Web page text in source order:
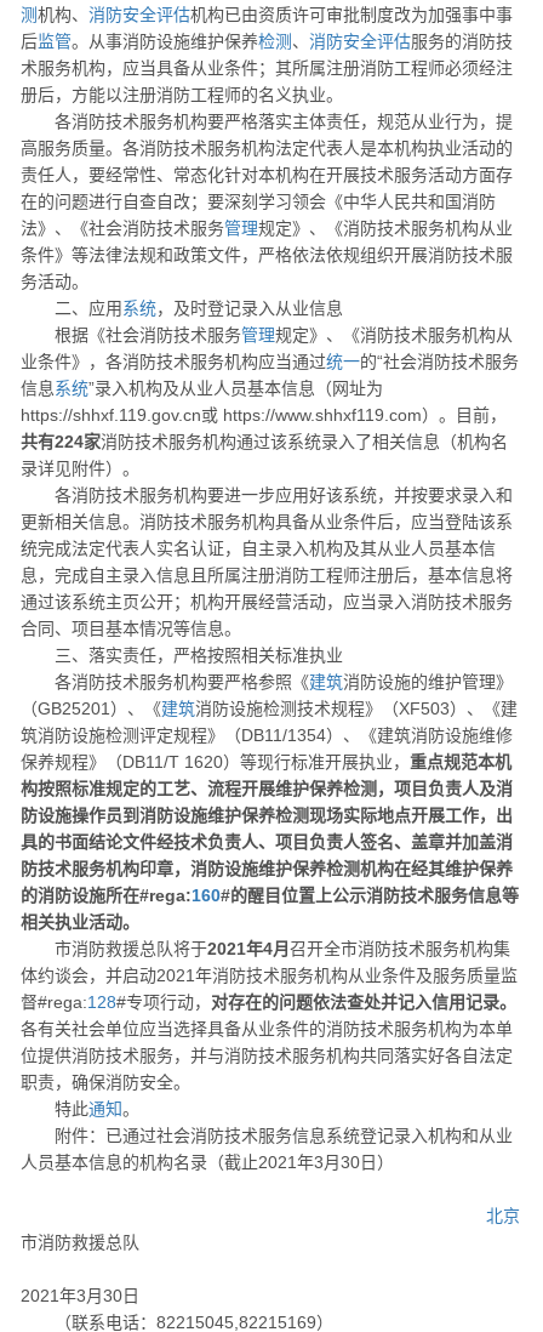
测机构、 消防安全评估机构已由资质许可审批制度改为加强事中事
后监管。从事消防设施维护保养检测 、 消防安全评估服务的消防技
术服务机构，应当具备从业条件；其所属注册消防工程师必须经注
册后，方能以注册消防工程师的名义执业。
各消防技术服务机构要严格落实主体责任，规范从业行为，提
高服务质量。各消防技术服务机构法定代表人是本机构执业活动的
责任人，要经常性、常态化针对本机构在开展技术服务活动方面存
在的问题进行自查自改；要深刻学习领会《中华人民共和国消防
法》、《社会消防技术服务管理规定》、《消防技术服务机构从业
条件》等法律法规和政策文件，严格依法依规组织开展消防技术服
务活动。
二、应用系统，及时登记录入从业信息
根据《社会消防技术服务管理规定》、《消防技术服务机构从
业条件》，各消防技术服务机构应当通过统一的“社会消防技术服务
信息系统”录入机构及从业人员基本信息（网址为
https://shhxf.119.gov.cn或 https://www.shhxf119.com）。目前，
共有224家消防技术服务机构通过该系统录入了相关信息（机构名
录详见附件）。
各消防技术服务机构要进一步应用好该系统，并按要求录入和
更新相关信息。消防技术服务机构具备从业条件后，应当登陆该系
统完成法定代表人实名认证，自主录入机构及其从业人员基本信
息，完成自主录入信息且所属注册消防工程师注册后，基本信息将
通过该系统主页公开；机构开展经营活动，应当录入消防技术服务
合同、项目基本情况等信息。
三、落实责任，严格按照相关标准执业
各消防技术服务机构要严格参照《建筑消防设施的维护管理》
（GB25201）、《建筑消防设施检测技术规程》（XF503）、《建
筑消防设施检测评定规程》（DB11/1354）、《建筑消防设施维修
保养规程》（DB11/T 1620）等现行标准开展执业， 重点规范本机
构按照标准规定的工艺、流程开展维护保养检测，项目负责人及消
防设施操作员到消防设施维护保养检测现场实际地点开展工作，出
具的书面结论文件经技术负责人、项目负责人签名、盖章并加盖消
防技术服务机构印章，消防设施维护保养检测机构在经其维护保养
的消防设施所在#rega:160#的醒目位置上公示消防技术服务信息等
相关执业活动。
市消防救援总队将于2021年4月召开全市消防技术服务机构集
体约谈会，并启动2021年消防技术服务机构从业条件及服务质量监
督#rega:128#专项行动， 对存在的问题依法查处并记入信用记录。
各有关社会单位应当选择具备从业条件的消防技术服务机构为本单
位提供消防技术服务，并与消防技术服务机构共同落实好各自法定
职责，确保消防安全。
特此通知。
附件：已通过社会消防技术服务信息系统登记录入机构和从业
人员基本信息的机构名录（截止2021年3月30日）
北京
市消防救援总队
2021年3月30日
（联系电话：82215045,82215169）